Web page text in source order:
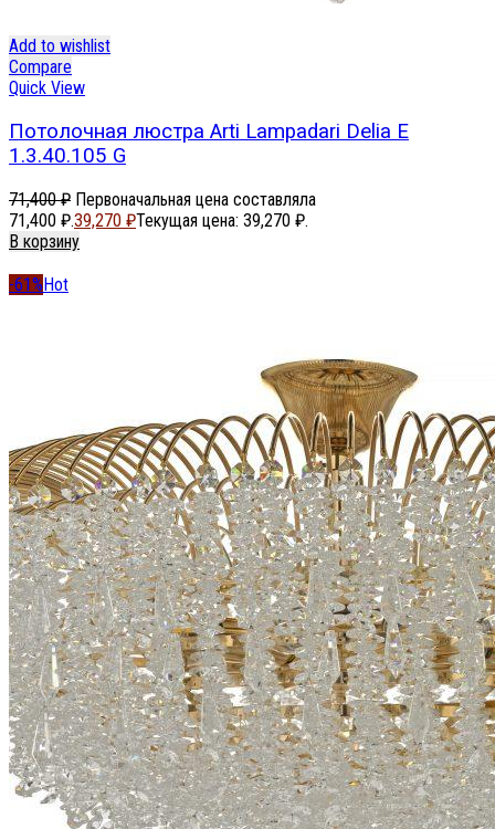
Add to wishlist
Compare
Quick View
Потолочная люстра Arti Lampadari Delia E
1.3.40.105 G
71,400₽ Первоначальная цена составляла
71,400 ₽.39,270 ₽Текущая цена: 39,270 ₽.
В корзину
-61%Hot